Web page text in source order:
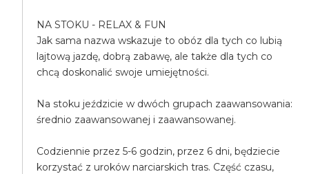
NA STOKU - RELAX & FUN
Jak sama nazwa wskazuje to obóz dla tych co lubią
lajtową jazdę, dobrą zabawę, ale także dla tych co
chcą doskonalić swoje umiejętności.
Na stoku jeździcie w dwóch grupach zaawansowania:
średnio zaawansowanej i zaawansowanej.
Codziennie przez 5-6 godzin, przez 6 dni, będziecie
korzystać z uroków narciarskich tras. Część czasu,